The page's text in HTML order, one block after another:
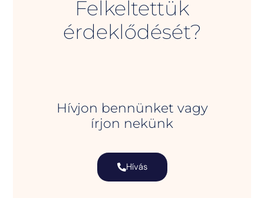
Felkeltettük
érdeklődését?
Hívjon bennünket vagy
írjon nekünk
Hívás